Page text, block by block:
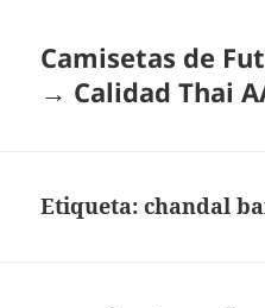
Camisetas de
→ Calidad Thai
Etiqueta:chandal